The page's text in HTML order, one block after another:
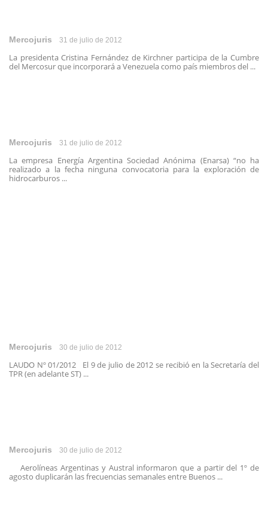
Mercojuris 31 de julio de 2012
La presidenta Cristina Fernández de Kirchner participa de la Cumbre
del Mercosur que incorporará a Venezuela como país miembros del ...
Mercojuris 31 de julio de 2012
La empresa Energía Argentina Sociedad Anónima (Enarsa) “no ha
realizado a la fecha ninguna convocatoria para la exploración de
hidrocarburos ...
Mercojuris 30 de julio de 2012
LAUDO Nº 01/2012 El 9 de julio de 2012 se recibió en la Secretaría del
TPR (en adelante ST) ...
Mercojuris 30 de julio de 2012
Aerolíneas Argentinas y Austral informaron que a partir del 1º de
agosto duplicarán las frecuencias semanales entre Buenos ...